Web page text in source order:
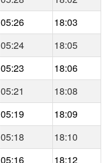
05:26
18:03
05:24
18:05
05:23
18:06
05:21
18:08
05:19
18:09
05:18
18:10
05:16
18:12